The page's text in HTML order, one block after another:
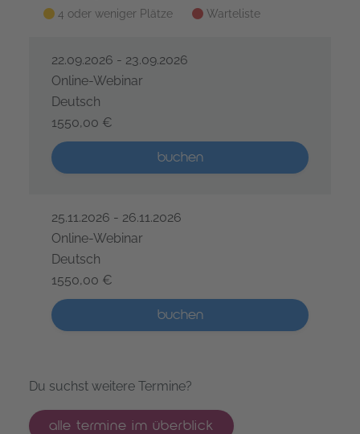
4 oder weniger Plätze
Warteliste
Certified Scrum Product Owner® – Kooperation
22.09.2026 - 23.09.2026
Online-Webinar
Deutsch
1550,00 €
Mehr als 5 Plätze verfügbar
buchen
Certified Scrum Product Owner® – Kooperation
25.11.2026 - 26.11.2026
Online-Webinar
Deutsch
1550,00 €
Mehr als 5 Plätze verfügbar
buchen
Du suchst weitere Termine?
alle termine im überblick